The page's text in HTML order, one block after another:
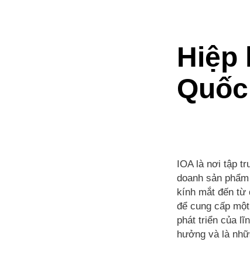
Hiệp
IOA là nơi tập
doanh sản
kính mắt đến từ
để cung cấp
phát triển của
hưởng và là